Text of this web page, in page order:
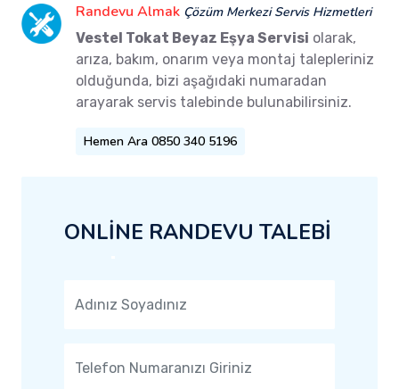
Randevu Almak Çözüm Merkezi Servis Hizmetleri
Vestel Tokat Beyaz Eşya Servisi olarak,
arıza, bakım, onarım veya montaj talepleriniz
olduğunda, bizi aşağıdaki numaradan
arayarak servis talebinde bulunabilirsiniz.
Hemen Ara 0850 340 5196
ONLİNE RANDEVU TALEBİ